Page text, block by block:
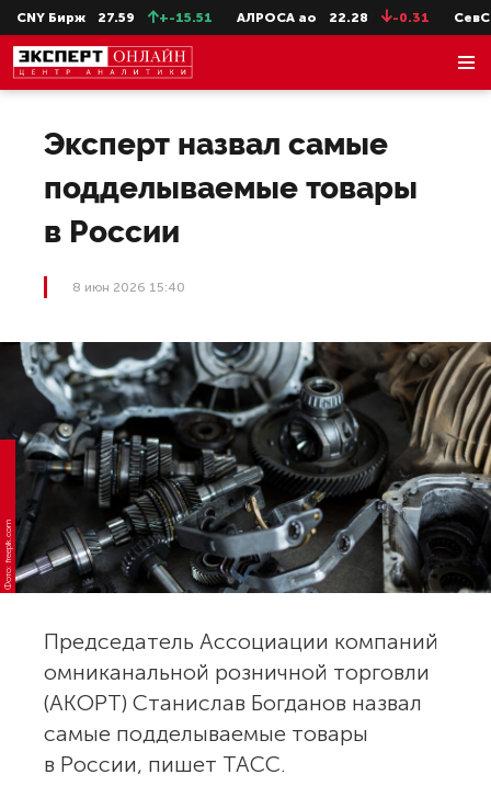
Бирж 27.59 +-15.51 АЛРОСА ао 22.28 -0.31 СевСт-
Эксперт назвал самые
подделываемые товары
в России
8 июн 2026 15:40
Фото: freepik.com
Председатель Ассоциации компаний
омниканальной розничной торговли
(АКОРТ) Станислав Богданов назвал
самые подделываемые товары
в России, пишет ТАСС.